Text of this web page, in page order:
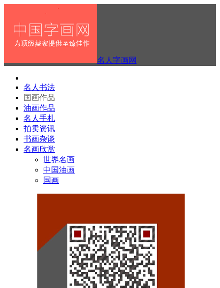
名人字画网
名人书法
国画作品
油画作品
名人手札
拍卖资讯
书画杂谈
名画欣赏
世界名画
中国油画
国画